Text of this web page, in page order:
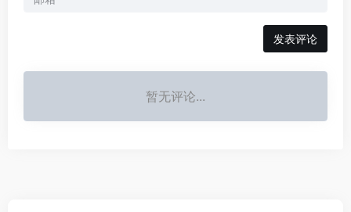
发表评论
暂无评论...